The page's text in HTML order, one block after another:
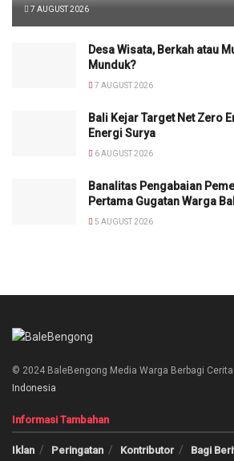
7 AUGUST 2026
Desa Wisata, Berkah atau
Munduk?
7 AUGUST 2026
Bali Kejar Target Net Zero
Energi Surya
6 AUGUST 2026
Banalitas Pengabaian
Pertama Gugatan Warga
5 AUGUST 2026
© 2024 BaleBengong Media Warga Berbagi
Indonesia
Informasi Tambahan
Iklan Peringatan Kontributor Bagi